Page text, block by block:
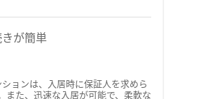
が簡単
ョンは、入居時に保証人を求めら
また、迅速な入居が可能で、柔軟な